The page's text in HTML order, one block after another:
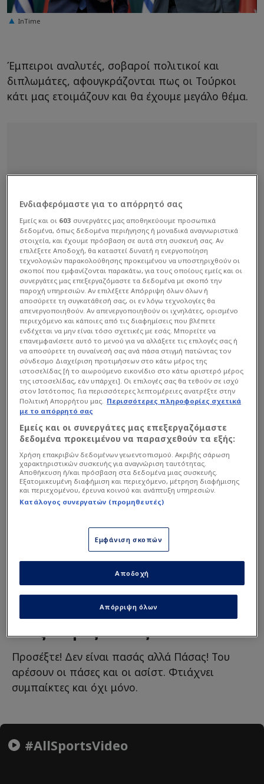
InTime
Έμπειροι αναλυτές, σοβαροί πολιτικοί και
διπλωμάτες, αφουγκράζονται πως οι Τούρκοι
κάτι μας ετοιμάζουν και θα έχουμε μεγάλο θέμα.
Διαβάστε τη συνέχεια στοfinancenews.gr
Αλέξανδρος Πάσας
Προσέξτε! Δεν είναι πασάς αλλά Πάσας! Του
αρέσουν οι πάσες και οι ασίστ. Φτιάχνει
συμπαίκτες και όχι μόνο.
#AllSportsVideo
Ενδιαφερόμαστε για το απόρρητό σας
Εμείς και οι 603 συνεργάτες μας αποθηκεύουμε προσωπικά
δεδομένα, όπως δεδομένα περιήγησης ή μοναδικά αναγνωριστικά
στοιχεία, και έχουμε πρόσβαση σε αυτά στη συσκευή σας. Αν
επιλέξετε Αποδοχή, θα καταστεί δυνατή η ενεργοποίηση
τεχνολογιών παρακολούθησης προκειμένου να υποστηριχθούν οι
σκοποί που εμφανίζονται παρακάτω, για τους οποίους εμείς και οι
συνεργάτες μας επεξεργαζόμαστε τα δεδομένα με σκοπό την
παροχή υπηρεσιών. Αν επιλέξετε Απόρριψη όλων όλων ή
αποσύρετε τη συγκατάθεσή σας, οι εν λόγω τεχνολογίες θα
απενεργοποιηθούν. Αν απενεργοποιηθούν οι ιχνηλάτες, ορισμένο
περιεχόμενο και κάποιες από τις διαφημίσεις που βλέπετε
ενδέχεται να μην είναι τόσο σχετικές με εσάς. Μπορείτε να
επανεμφανίσετε αυτό το μενού για να αλλάξετε τις επιλογές σας ή
να αποσύρετε τη συναίνεσή σας ανά πάσα στιγμή πατώντας τον
σύνδεσμο Διαχείριση προτιμήσεων στο κάτω μέρος της
ιστοσελίδας [ή το αιωρούμενο εικονίδιο στο κάτω αριστερό μέρος
της ιστοσελίδας, εάν υπάρχει]. Οι επιλογές σας θα τεθούν σε ισχύ
στον Ιστότοπος. Για περισσότερες λεπτομέρειες ανατρέξτε στην
Πολιτική Απορρήτου μας. Περισσότερες πληροφορίες σχετικά
με το απόρρητό σας
Εμείς και οι συνεργάτες μας επεξεργαζόμαστε
δεδομένα προκειμένου να παρασχεθούν τα εξής:
Χρήση επακριβών δεδομένων γεωεντοπισμού. Ακριβής σάρωση
χαρακτηριστικών συσκευής για αναγνώριση ταυτότητας.
Αποθήκευση ή/και πρόσβαση στα δεδομένα μιας συσκευής.
Εξατομικευμένη διαφήμιση και περιεχόμενο, μέτρηση διαφήμισης
και περιεχομένου, έρευνα κοινού και ανάπτυξη υπηρεσιών.
Κατάλογος συνεργατών (προμηθευτές)
Εμφάνιση σκοπών
Απόρριψη όλων
Αποδοχή